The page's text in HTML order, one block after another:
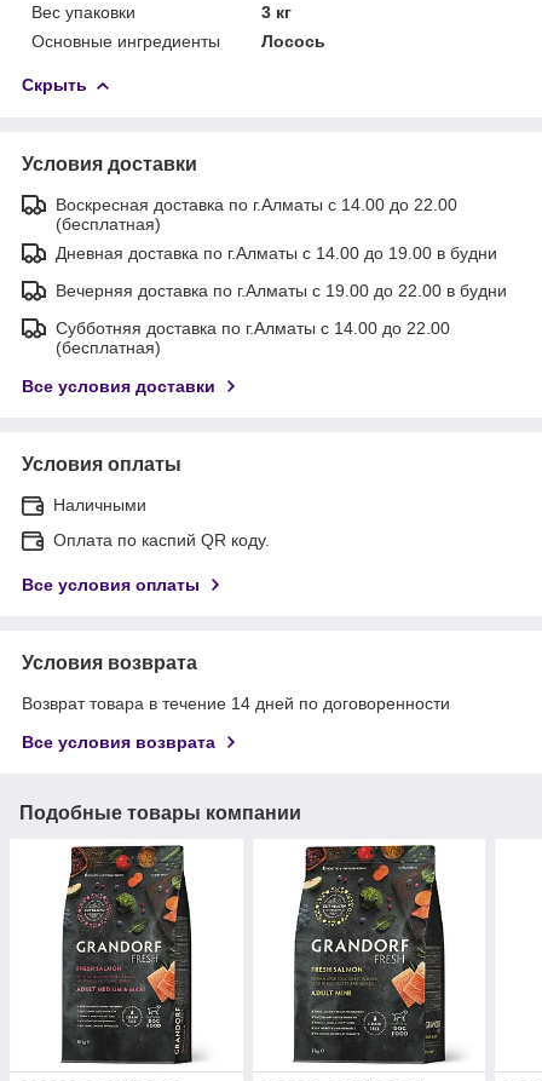
Вес упаковки
3 кг
Основные ингредиенты
Лосось
Скрыть
Условия доставки
Воскресная доставка по г.Алматы с 14.00 до 22.00
(бесплатная)
Дневная доставка по г.Алматы с 14.00 до 19.00 в будни
Вечерняя доставка по г.Алматы с 19.00 до 22.00 в будни
Субботняя доставка по г.Алматы с 14.00 до 22.00
(бесплатная)
Все условия доставки
Условия оплаты
Наличными
Оплата по каспий QR коду.
Все условия оплаты
Условия возврата
Возврат товара в течение 14 дней по договоренности
Все условия возврата
Подобные товары компании